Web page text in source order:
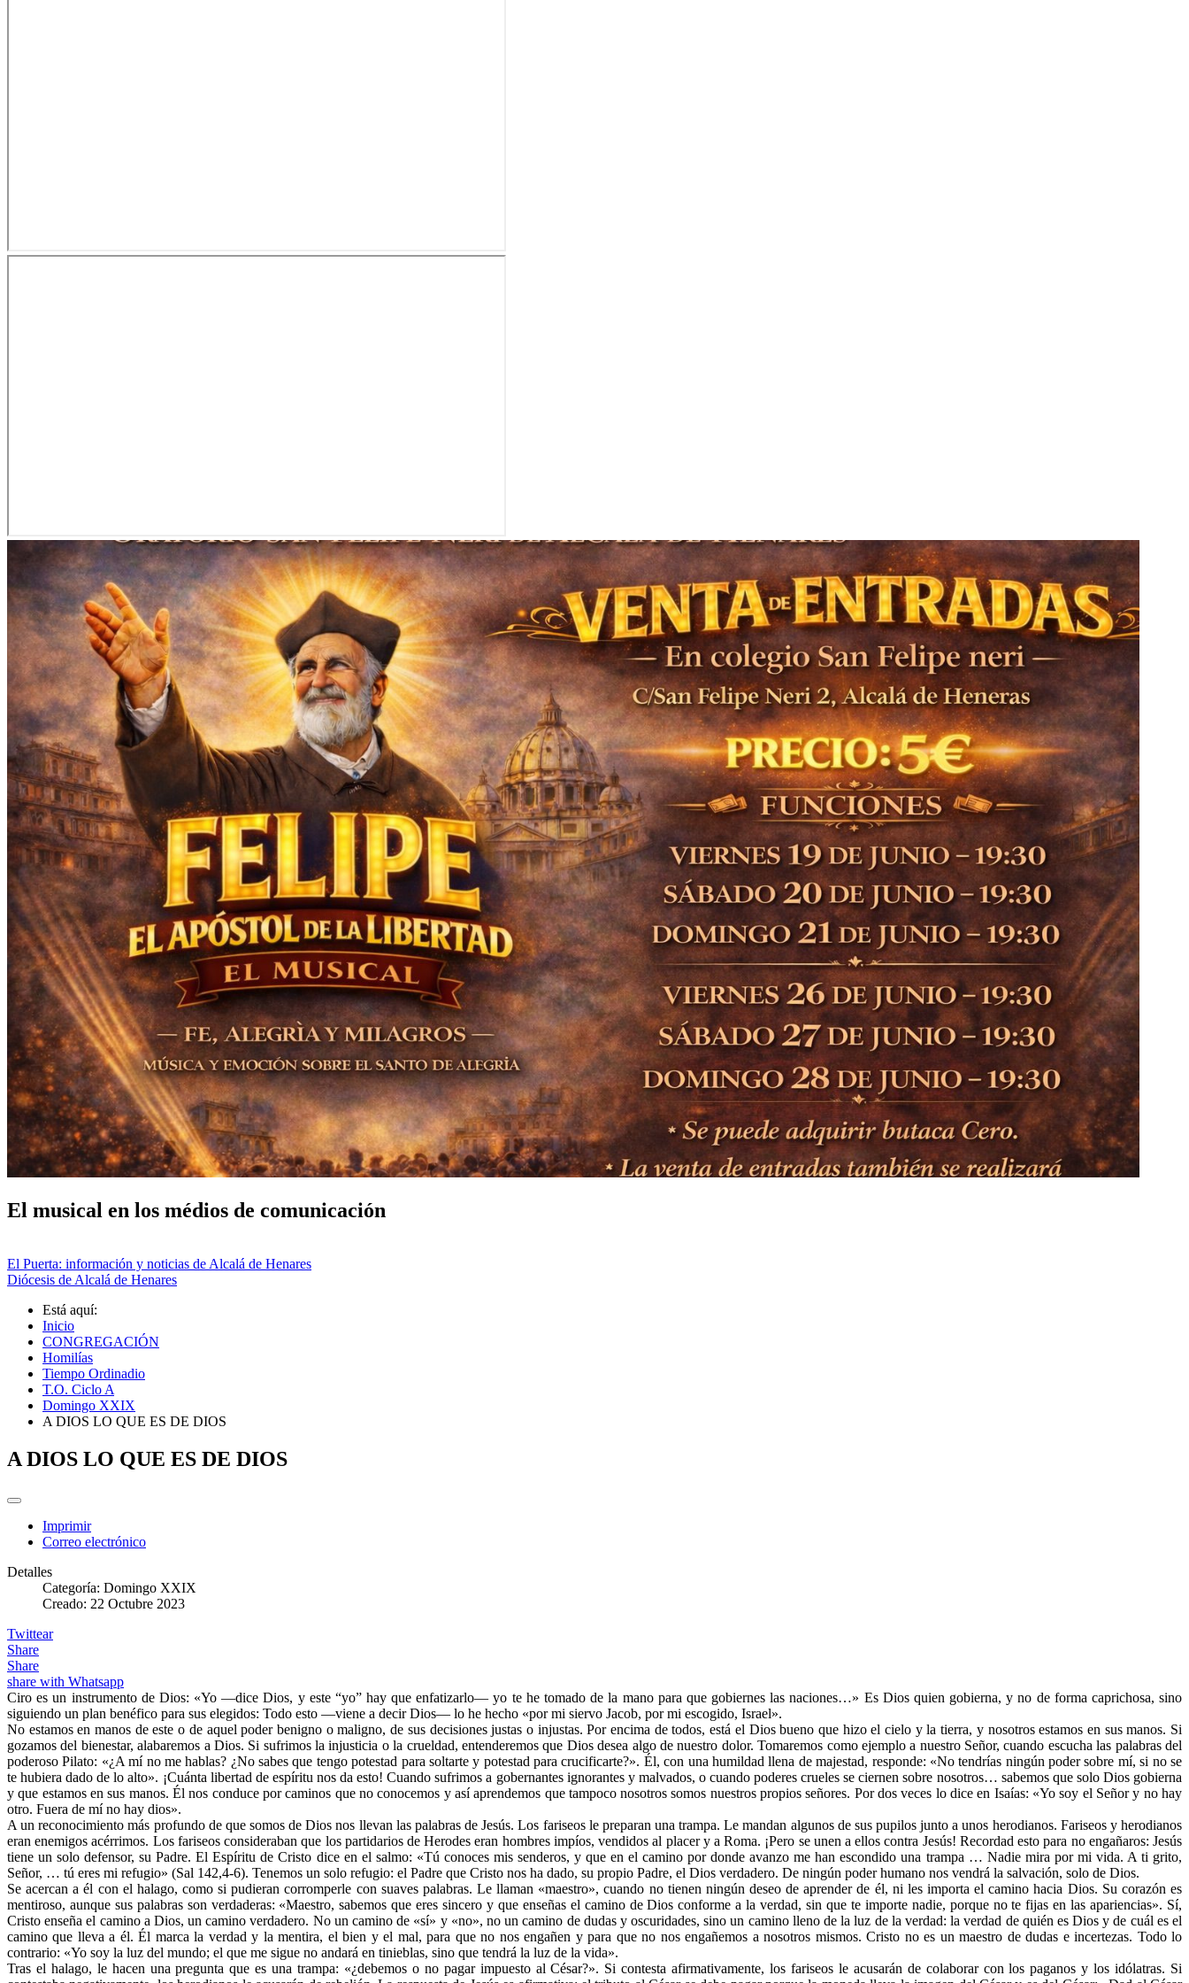
El musical en los médios de comunicación
El Puerta: información y noticias de Alcalá de Henares
Diócesis de Alcalá de Henares
Está aquí:
Inicio
CONGREGACIÓN
Homilías
Tiempo Ordinadio
T.O. Ciclo A
Domingo XXIX
A DIOS LO QUE ES DE DIOS
A DIOS LO QUE ES DE DIOS
Imprimir
Correo electrónico
Detalles
Categoría: Domingo XXIX
Creado: 22 Octubre 2023
Twittear
Share
Share
share with Whatsapp
Ciro es un instrumento de Dios: «Yo —dice Dios, y este “yo” hay que enfatizarlo— yo te he tomado de la mano para que gobiernes las naciones…» Es Dios quien gobierna, y no de forma caprichosa, sino
siguiendo un plan benéfico para sus elegidos: Todo esto —viene a decir Dios— lo he hecho «por mi siervo Jacob, por mi escogido, Israel».
No estamos en manos de este o de aquel poder benigno o maligno, de sus decisiones justas o injustas. Por encima de todos, está el Dios bueno que hizo el cielo y la tierra, y nosotros estamos en sus manos. Si
gozamos del bienestar, alabaremos a Dios. Si sufrimos la injusticia o la crueldad, entenderemos que Dios desea algo de nuestro dolor. Tomaremos como ejemplo a nuestro Señor, cuando escucha las palabras del
poderoso Pilato: «¿A mí no me hablas? ¿No sabes que tengo potestad para soltarte y potestad para crucificarte?». Él, con una humildad llena de majestad, responde: «No tendrías ningún poder sobre mí, si no se
te hubiera dado de lo alto». ¡Cuánta libertad de espíritu nos da esto! Cuando sufrimos a gobernantes ignorantes y malvados, o cuando poderes crueles se ciernen sobre nosotros… sabemos que solo Dios gobierna
y que estamos en sus manos. Él nos conduce por caminos que no conocemos y así aprendemos que tampoco nosotros somos nuestros propios señores. Por dos veces lo dice en Isaías: «Yo soy el Señor y no hay
otro. Fuera de mí no hay dios».
A un reconocimiento más profundo de que somos de Dios nos llevan las palabras de Jesús. Los fariseos le preparan una trampa. Le mandan algunos de sus pupilos junto a unos herodianos. Fariseos y herodianos
eran enemigos acérrimos. Los fariseos consideraban que los partidarios de Herodes eran hombres impíos, vendidos al placer y a Roma. ¡Pero se unen a ellos contra Jesús! Recordad esto para no engañaros: Jesús
tiene un solo defensor, su Padre. El Espíritu de Cristo dice en el salmo: «Tú conoces mis senderos, y que en el camino por donde avanzo me han escondido una trampa … Nadie mira por mi vida. A ti grito,
Señor, … tú eres mi refugio» (Sal 142,4-6). Tenemos un solo refugio: el Padre que Cristo nos ha dado, su propio Padre, el Dios verdadero. De ningún poder humano nos vendrá la salvación, solo de Dios.
Se acercan a él con el halago, como si pudieran corromperle con suaves palabras. Le llaman «maestro», cuando no tienen ningún deseo de aprender de él, ni les importa el camino hacia Dios. Su corazón es
mentiroso, aunque sus palabras son verdaderas: «Maestro, sabemos que eres sincero y que enseñas el camino de Dios conforme a la verdad, sin que te importe nadie, porque no te fijas en las apariencias». Sí,
Cristo enseña el camino a Dios, un camino verdadero. No un camino de «sí» y «no», no un camino de dudas y oscuridades, sino un camino lleno de la luz de la verdad: la verdad de quién es Dios y de cuál es el
camino que lleva a él. Él marca la verdad y la mentira, el bien y el mal, para que no nos engañen y para que no nos engañemos a nosotros mismos. Cristo no es un maestro de dudas e incertezas. Todo lo
contrario: «Yo soy la luz del mundo; el que me sigue no andará en tinieblas, sino que tendrá la luz de la vida».
Tras el halago, le hacen una pregunta que es una trampa: «¿debemos o no pagar impuesto al César?». Si contesta afirmativamente, los fariseos le acusarán de colaborar con los paganos y los idólatras. Si